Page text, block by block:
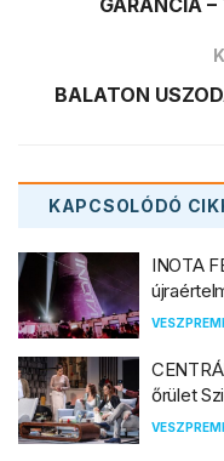
BALATON
KAPCSOLÓDÓ
INOTA
őrület